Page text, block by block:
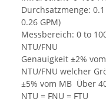
Durchsatzmenge:
0.26 GPM)
Messbereich: 0 to
NTU/FNU
Genauigkeit ±2%
NTU/FNU welcher
±5% vom MB Über
NTU = FNU = FTU